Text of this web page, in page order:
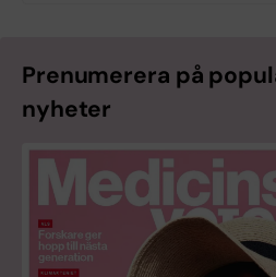
Prenumerera på
nyheter